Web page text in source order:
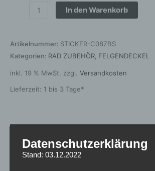
In den Warenkorb
Artikelnummer: STICKER-C087BS
Kategorien: RAD ZUBEHÖR FELGENDECKEL
inkl. 19 % MwSt. zzgl. Versandkosten
Lieferzeit: 1 bis 3 Tage*
Produktsicherheit
Datenschutzerklärung
Stand: 03.12.2022